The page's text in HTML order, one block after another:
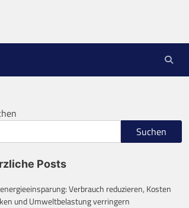
Suchen
Posts
Verbrauch reduzieren, Kosten
und Umweltbelastung verringern